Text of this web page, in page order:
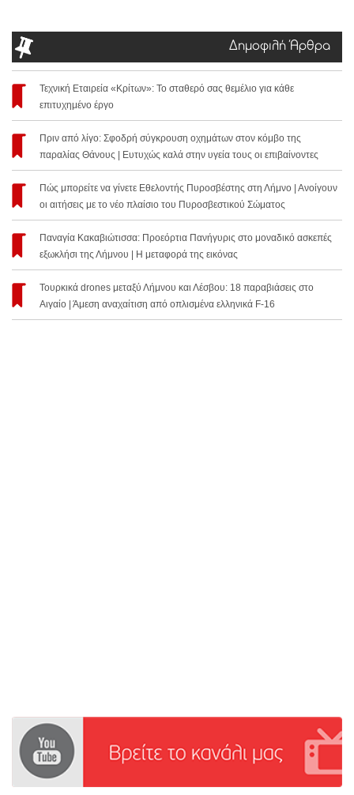
Δημοφιλή Άρθρα
Τεχνική Εταιρεία «Κρίτων»: Το σταθερό σας θεμέλιο για κάθε
επιτυχημένο έργο
Πριν από λίγο: Σφοδρή σύγκρουση οχημάτων στον κόμβο της
παραλίας Θάνους | Ευτυχώς καλά στην υγεία τους οι επιβαίνοντες
Πώς μπορείτε να γίνετε Εθελοντής Πυροσβέστης στη Λήμνο | Ανοίγουν
οι αιτήσεις με το νέο πλαίσιο του Πυροσβεστικού Σώματος
Παναγία Κακαβιώτισσα: Προεόρτια Πανήγυρις στο μοναδικό ασκεπές
εξωκλήσι της Λήμνου | Η μεταφορά της εικόνας
Τουρκικά drones μεταξύ Λήμνου και Λέσβου: 18 παραβιάσεις στο
Αιγαίο | Άμεση αναχαίτιση από οπλισμένα ελληνικά F-16